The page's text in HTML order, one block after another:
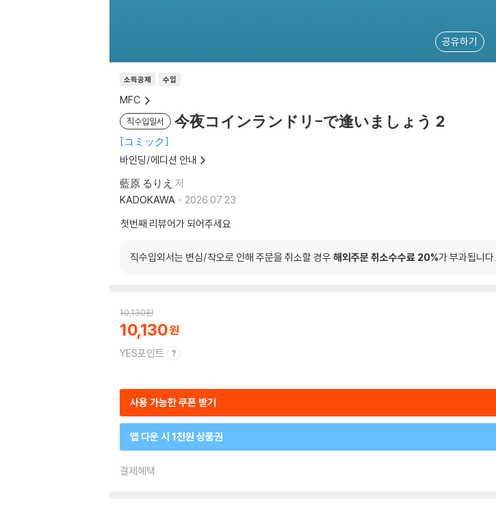
공유하기
소득공제 수입
MFC
직수입일서 今夜コインランドリ-で逢いましょう 2
コミック
바인딩/에디션 안내
藍原 るりえ 저
KADOKAWA
2026.07.23.
첫번째 리뷰어가 되어주세요
직수입외서는 변심/착오로 인해 주문을 취소할 경우 해외주문 취소수수료 20%가 부과됩니다.
10,130원
10,130
YES포인트
사용 가능한 쿠폰 받기
앱 다운 시 1천원 상품권
결제혜택